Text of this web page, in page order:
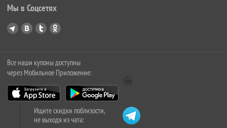
Мы в Соцсетях
Все наши купоны доступны
через Мобильное Приложение:
Ищите скидки поблизости,
не выходя из чата: